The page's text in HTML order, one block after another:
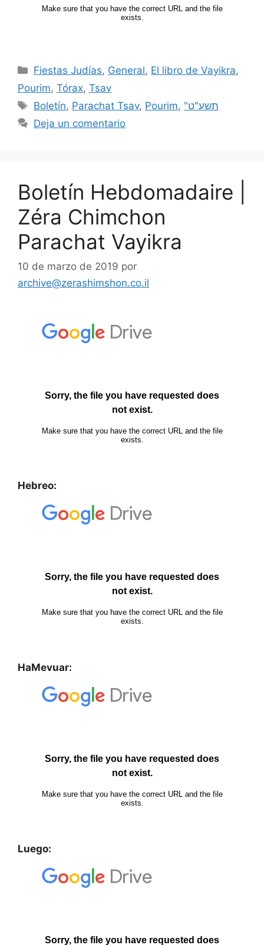
Fiestas Judías, General, El libro de Vayikra,
Pourim, Tórax, Tsav
Boletín, Parachat Tsav, Pourim,
"תשע"ט
Deja un comentario
Boletín Hebdomadaire |
Zéra Chimchon
Parachat Vayikra
10 de marzo de 2019 por
archive@zerashimshon.co.il
Hebreo:
HaMevuar:
Luego: